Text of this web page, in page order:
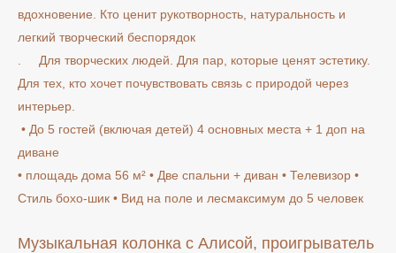
вдохновение. Кто ценит рукотворность, натуральность и
легкий творческий беспорядок
. Для творческих людей. Для пар, которые ценят эстетику.
Для тех, кто хочет почувствовать связь с природой через
интерьер.
• До 5 гостей (включая детей) 4 основных места + 1 доп на
диване
• площадь дома 56 м² • Две спальни + диван • Телевизор •
Стиль бохо-шик • Вид на поле и лесмаксимум до 5 человек
Музыкальная колонка с Алисой, проигрыватель